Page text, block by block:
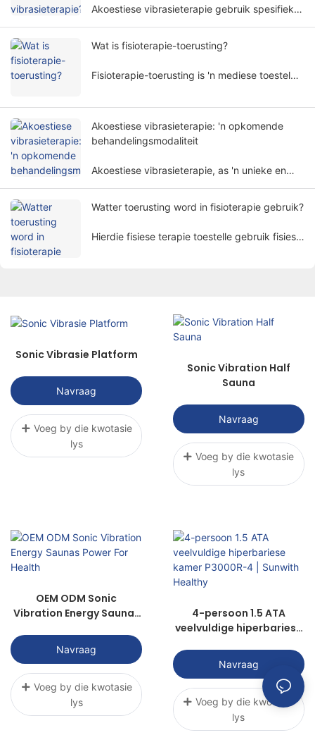
Akoestiese vibrasieterapie gebruik spesifieke
manier te behandel, en word wyd in verskeie
Wat is fisioterapie-toerusting?
Fisioterapie-toerusting is 'n mediese toestel
beginsels uitvoer. Dit help pasiënte om
simptome te verlig en liggaamsfunksies op 'n
nie-indringende manier te herstel.
Akoestiese vibrasieterapie: 'n opkomende
behandelingsmodaliteit
Akoestiese vibrasieterapie, as 'n unieke en
Watter toerusting word in fisioterapie gebruik?
Hierdie fisiese terapie toestelle gebruik fisiese
Sonic Vibrasie Platform
Navraag
Voeg by die kwotasie
lys
Sonic Vibration Half
Sauna
Navraag
Voeg by die kwotasie
lys
OEM ODM Sonic
Vibration Energy Saunas
Navraag
Voeg by die kwotasie
lys
4-persoon 1.5 ATA
veelvuldige hiperbariese
Sunwith Healthy
Navraag
Voeg by die kwotasie
lys